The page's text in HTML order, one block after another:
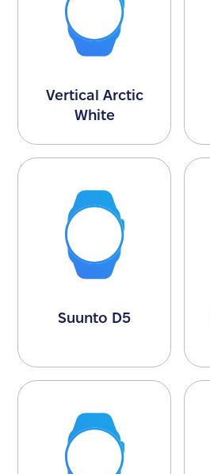
Vertical Arctic
White
Suunto D5